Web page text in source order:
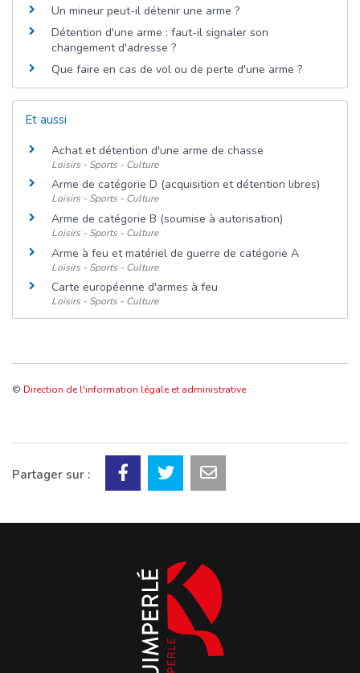
Un mineur peut-il détenir une arme ?
Détention d'une arme : faut-il signaler son
changement d'adresse ?
Que faire en cas de vol ou de perte d'une arme ?
Et aussi
Achat et détention d'une arme de chasse
Loisirs - Sports - Culture
Arme de catégorie D (acquisition et détention libres)
Loisirs - Sports - Culture
Arme de catégorie B (soumise à autorisation)
Loisirs - Sports - Culture
Arme à feu et matériel de guerre de catégorie A
Loisirs - Sports - Culture
Carte européenne d'armes à feu
Loisirs - Sports - Culture
© Direction de l'information légale et administrative
Partager sur :